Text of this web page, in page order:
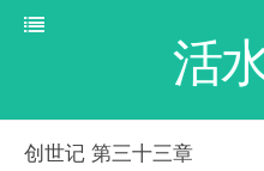
活
创世记 第三十三章